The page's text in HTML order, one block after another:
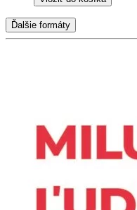
Ďalšie formáty